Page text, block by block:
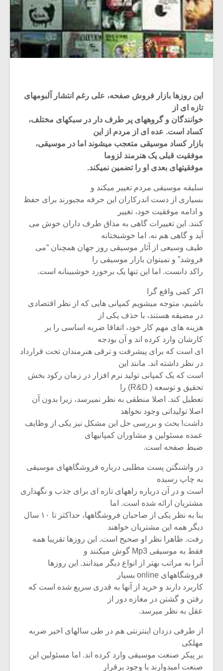
این روزها بازار فروش صفحه، علی رغم انتشار آلبومهای
تازه ای از
خوانندگان و گروههای پر طرف دار در سبکهای مختلف،
کساد است. عده ای از مردم از این
بازار کساد موسیقی متعجب میشوند اما در موسیقی،
موفقیت قبلی یک هنرمند لزوما
موفقیتهای بعدی او را تضمین نمیکند.
سلیقه موسیقی مردم تغییر میکند و
بسیاری از دست اندرکاران این حرفه مجبورند برای حفظ
و ادامه موفقیت خود، تغییر
کنند. این تغییرات گاهی به مذاق طرف داران خوش می
آید و گاهی هم نه. اما خوشبختانه
طیف وسیعی از آثار موسیقی روز جهان همچنان “می
فروشد” و نمیتوان بازار موسیقی را
راکد دانست. اما این تنها یک برخورد خوشبینانه است.
اکر کمی واقع گرا
باشیم، متوجه میشویم کمپانی هایی که از نظر اقتصادی
در مضیقه هستند، با حذف یکی از
هزینه های مهم کار خود، اتفاقا ضربه اساسی را بر
کارشان وارد کرده اند و آن بودجه
ای است که برای پیشرفت و ترقی هنرمندان تحت قرارداد
در نظر داشته اند. مانند این
است که یک کمپانی تولید نرم افزار در زمان رکود بخش
تحقیق و توسعه ( R&D) را
تعطیل کند. اصلا منطقی به نظر نمیرسد، زیرا بدون آن
اصلا تولیداتی وجود نخواهد
داشت! بحث و بررسی حل این مشکل نیز یکی از وظایف
عمده مسئولین و مشاوران کمپانیهای
ضبط صفحه است.
در واشنگتن پست مطلبی درباره فروشگاههای موسیقی
به چاپ رسیده
است و در آن درباره راههای تازه ای برای جذب و نگهداری
مشتریان ارائه شده است. اما
بنا به نظر یکی از صاحبان فروشگاهها، حداکثر تا ۱۰ سال
دیگر همه این مشتریان خواهند
رفت. ظاهرا نظر او صحیح است. این روزها تقریبا همه
فقط به موسیقی Mp3 گوش میکنند و
آنرا به مراتب بهتر از انواع دیگر میدانند. این روزها
فروشگاههای online بسیار
کاربرد دارند و خرید از آنها به قدری سریع شده است که
رفتن و گشتن در مغازه دور از
عقل به نظر میرسد.
از طرفی دزدان اینترنتی هم در طی سالهای اخیر ضربه
مهلکی
بر پیکر صنعت موسیقی وارد کرده اند. اما مسئولین این
صنعت امیدوارند با وجود برقرار
میکلوش روژا
یادداشتی بر موسیقی
متن فیلم «متری
شیش و نیم»
مشهورترین باشی،
بدنام ترین باش
موریس ژار
دوره
موسیقی